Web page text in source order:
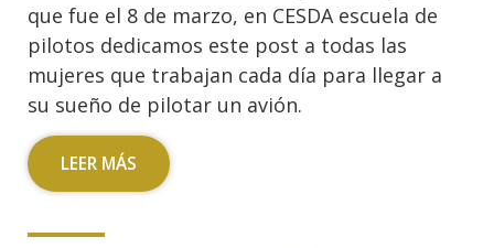
que fue el 8 de marzo, en CESDA escuela de
pilotos dedicamos este post a todas las
mujeres que trabajan cada día para llegar a
su sueño de pilotar un avión.
LEER MÁS